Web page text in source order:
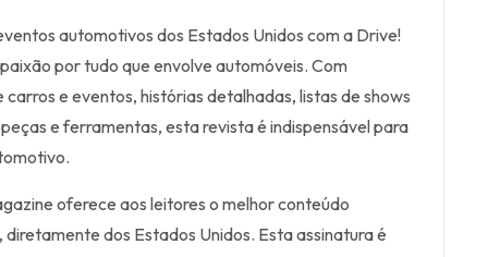
automotivos dos Estados Unidos com a Drive!
por tudo que envolve automóveis. Com
e eventos, histórias detalhadas, listas de shows
e ferramentas, esta revista é indispensável para
oferece aos leitores o melhor conteúdo
dos Estados Unidos. Esta assinatura é